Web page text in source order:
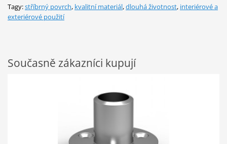
Tagy:stříbrný povrch, kvalitní materiál,dlouhá životnost, interiérové a
exteriérové použití
Současně zákazníci kupují